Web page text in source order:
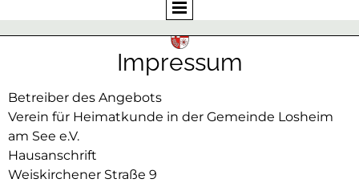
in der Gemeinde Losheim am See e.V.
Impressum
Betreiber des Angebots
Verein für Heimatkunde in der Gemeinde Losheim
am See e.V.
Hausanschrift
Weiskirchener Straße 9